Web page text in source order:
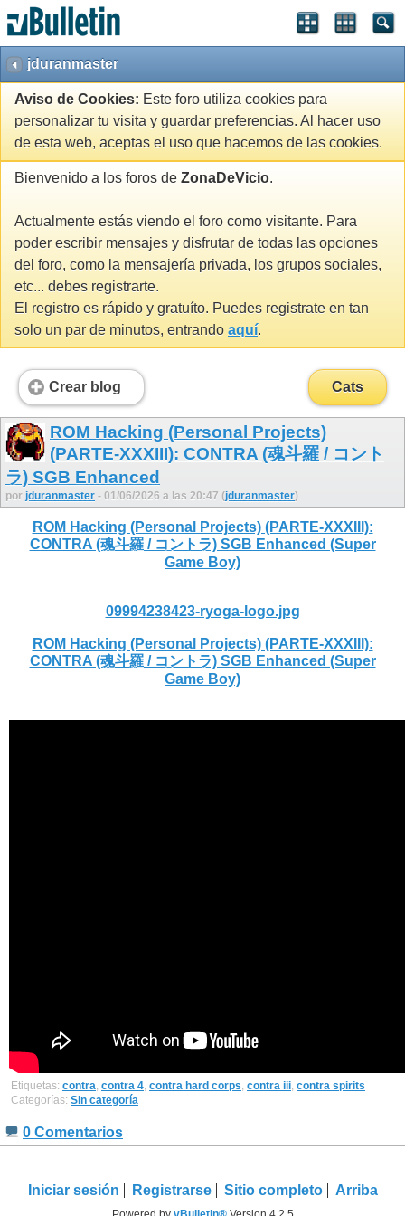
jduranmaster
Aviso de Cookies: Este foro utiliza cookies para
personalizar tu visita y guardar preferencias. Al hacer uso
de esta web, aceptas el uso que hacemos de las cookies.
Bienvenido a los foros de ZonaDeVicio.
Actualmente estás viendo el foro como visitante. Para
poder escribir mensajes y disfrutar de todas las opciones
del foro, como la mensajería privada, los grupos sociales,
etc... debes registrarte.
El registro es rápido y gratuíto. Puedes registrate en tan
solo un par de minutos, entrando aquí.
Crear blog Cats
ROM Hacking (Personal Projects)
(PARTE-XXXIII): CONTRA (魂斗羅 / コント
ラ) SGB Enhanced
por jduranmaster - 01/06/2026 a las 20:47 (jduranmaster)
ROM Hacking (Personal Projects) (PARTE-XXXIII):
CONTRA (魂斗羅 / コントラ) SGB Enhanced (Super
Game Boy)
09994238423-ryoga-logo.jpg
ROM Hacking (Personal Projects) (PARTE-XXXIII):
CONTRA (魂斗羅 / コントラ) SGB Enhanced (Super
Game Boy)
Etiquetas: contra, contra 4, contra hard corps, contra iii, contra spirits
Categorías: Sin categoría
0 Comentarios
Iniciar sesión Registrarse Sitio completo Arriba